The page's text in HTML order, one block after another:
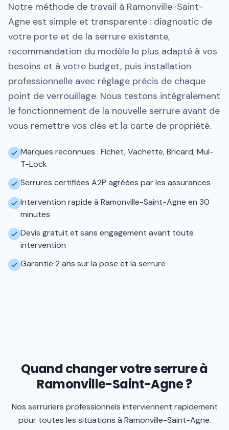
Notre méthode de travail à Ramonville-Saint-
Agne est simple et transparente : diagnostic de
votre porte et de la serrure existante,
recommandation du modèle le plus adapté à vos
besoins et à votre budget, puis installation
professionnelle avec réglage précis de chaque
point de verrouillage. Nous testons intégralement
le fonctionnement de la nouvelle serrure avant de
vous remettre vos clés et la carte de propriété.
Marques reconnues : Fichet, Vachette, Bricard, Mul-
T-Lock
Serrures certifiées A2P agréées par les assurances
Intervention rapide à Ramonville-Saint-Agne en 30
minutes
Devis gratuit et sans engagement avant toute
intervention
Garantie 2 ans sur la pose et la serrure
Quand changer votre serrure à
Ramonville-Saint-Agne ?
Nos serruriers professionnels interviennent rapidement
pour toutes les situations à Ramonville-Saint-Agne.